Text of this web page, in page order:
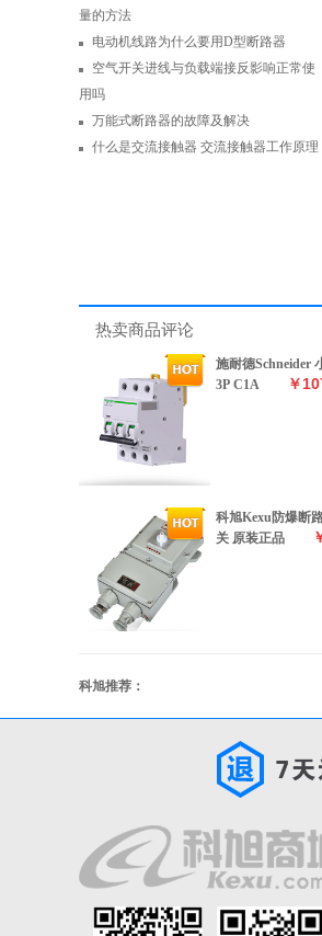
量的方法
电动机线路为什么要用D型断路器
空气开关进线与负载端接反影响正常使
用吗
万能式断路器的故障及解决
什么是交流接触器 交流接触器工作原理
热卖商品评论
施耐德Schneider
3P C1A
￥
科旭Kexu防爆断
关 原装正品
科旭推荐：